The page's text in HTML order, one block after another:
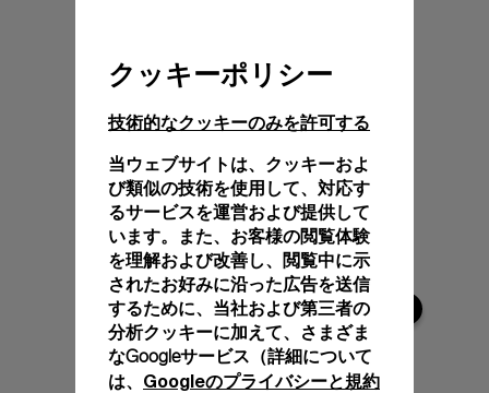
クッキーポリシー
技術的なクッキーのみを許可する
当ウェブサイトは、クッキーおよ
び類似の技術を使用して、対応す
るサービスを運営および提供して
います。また、お客様の閲覧体験
を理解および改善し、閲覧中に示
されたお好みに沿った広告を送信
するために、当社および第三者の
分析クッキーに加えて、さまざま
なGoogleサービス（詳細について
は、 Googleのプライバシーと規約